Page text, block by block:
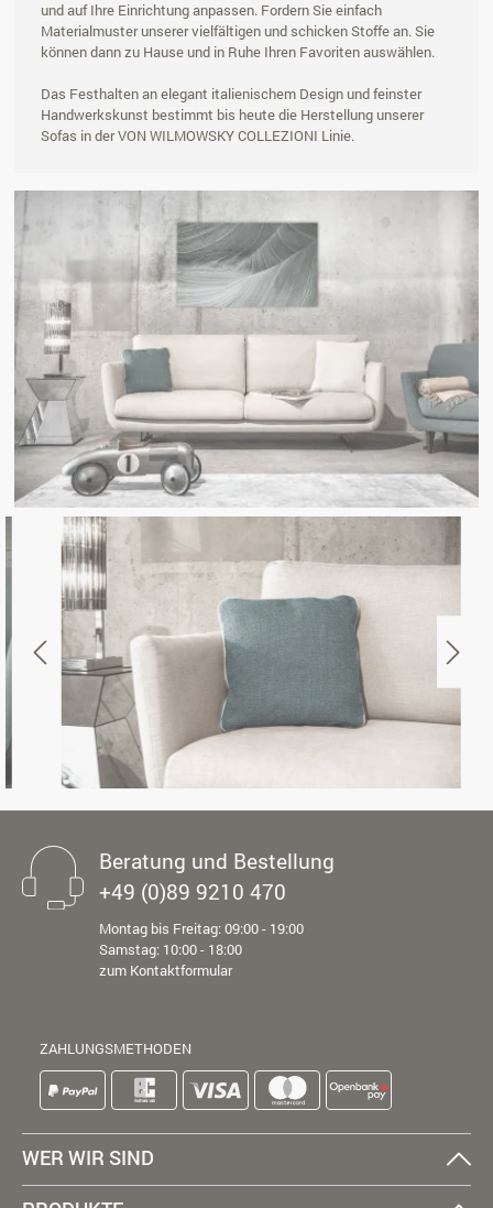
und auf Ihre Einrichtung anpassen. Fordern Sie einfach
Materialmuster unserer vielfältigen und schicken Stoffe an. Sie
können dann zu Hause und in Ruhe Ihren Favoriten auswählen.
Das Festhalten an elegant italienischem Design und feinster
Handwerkskunst bestimmt bis heute die Herstellung unserer
Sofas in der VON WILMOWSKY COLLEZIONI Linie.
Beratung und Bestellung
+49 (0)89 9210 470
Montag bis Freitag: 09:00 - 19:00
Samstag: 10:00 - 18:00
zum Kontaktformular
ZAHLUNGSMETHODEN
WER WIR SIND